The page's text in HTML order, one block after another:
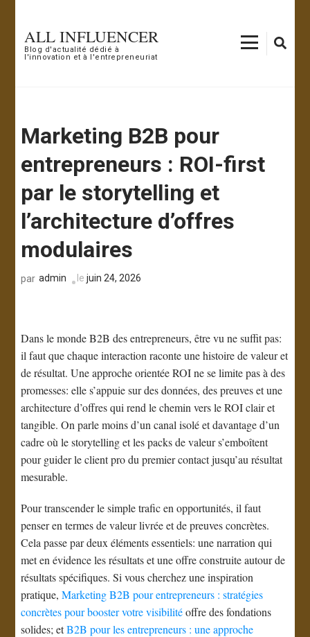
contenu
(Pressez
ALL INFLUENCER
Blog d'actualité dédié à
l'innovation et à l'entrepreneuriat
Marketing B2B pour
entrepreneurs : ROI-first
par le storytelling et
l’architecture d’offres
modulaires
par admin lejuin 24, 2026
Dans le monde B2B des entrepreneurs, être vu ne suffit pas:
il faut que chaque interaction raconte une histoire de valeur et
de résultat. Une approche orientée ROI ne se limite pas à des
promesses: elle s’appuie sur des données, des preuves et une
architecture d’offres qui rend le chemin vers le ROI clair et
tangible. On parle moins d’un canal isolé et davantage d’un
cadre où le storytelling et les packs de valeur s’emboîtent
pour guider le client pro du premier contact jusqu’au résultat
mesurable.
Pour transcender le simple trafic en opportunités, il faut
penser en termes de valeur livrée et de preuves concrètes.
Cela passe par deux éléments essentiels: une narration qui
met en évidence les résultats et une offre construite autour de
résultats spécifiques. Si vous cherchez une inspiration
pratique,Marketing B2B pour entrepreneurs : stratégies
concrètes pour booster votre visibilitéoffre des fondations
solides; etB2B pour les entrepreneurs : une approche